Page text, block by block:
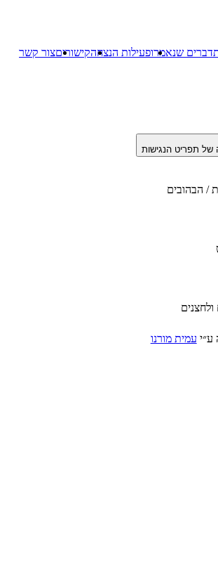
דברים שנאמרופעילות הנצחהקישוריםצור קשר
של תפריט הנגישות
/ הבהובים
ולחצנים
ע״י עמית מורנו